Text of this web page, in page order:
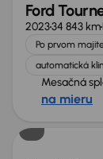
Ford
202334 843 km
Po prvom
automatická
Mesačná
na mieru
Zlacnené o 1